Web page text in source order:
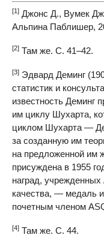
[1] Джонс Д., Вумек
Альпина Паблишер,
[2] Там же. С. 41–42.
[3] Эдвард Деминг
статистик и
известность Деминг
им циклу Шухарта,
циклом Шухарта —
за созданную им
на предложенной им
присуждена в 1955
наград,
качества, — медаль
почетным членом
[4] Там же. С. 44.